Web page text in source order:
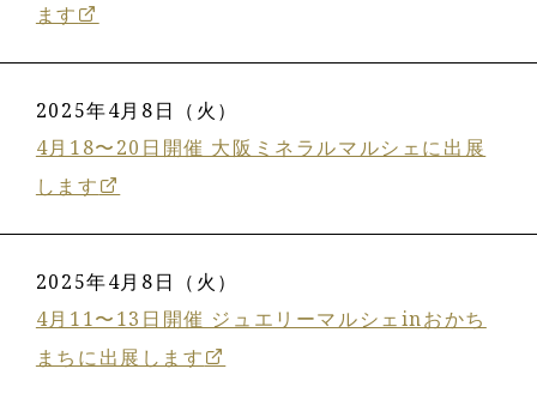
ます
2025年4月8日（火）
4月18〜20日開催 大阪ミネラルマルシェに出展
します
2025年4月8日（火）
4月11〜13日開催 ジュエリーマルシェinおかち
まちに出展します